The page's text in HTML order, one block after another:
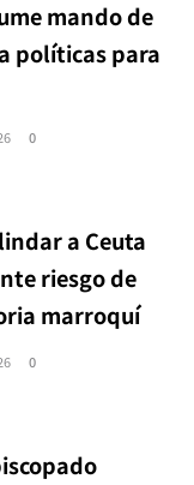
mando de
políticas para
0
a Ceuta
riesgo de
marroquí
0